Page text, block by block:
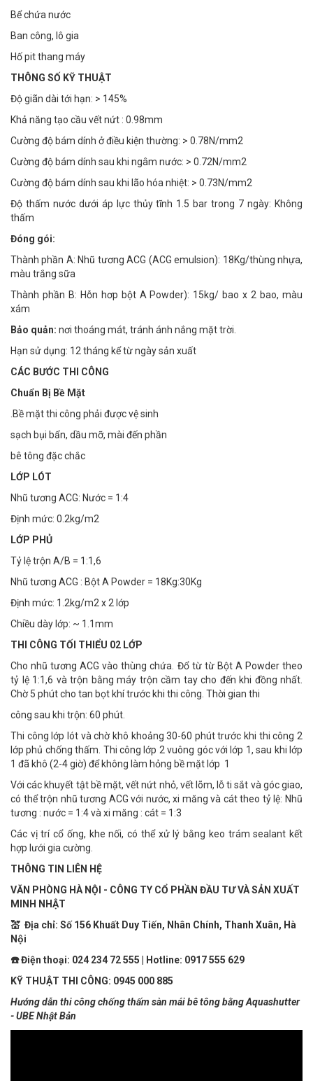
Bể chứa nước
Ban công, lô gia
Hố pit thang máy
THÔNG SỐ KỸ THUẬT
Độ giãn dài tới hạn: > 145%
Khả năng tạo cầu vết nứt : 0.98mm
Cường độ bám dính ở điều kiện thường: > 0.78N/mm2
Cường độ bám dính sau khi ngâm nước: > 0.72N/mm2
Cường độ bám dính sau khi lão hóa nhiệt: > 0.73N/mm2
Độ thấm nước dưới áp lực thủy tĩnh 1.5 bar trong 7 ngày: Không
thấm
Đóng gói:
Thành phần A: Nhũ tương ACG (ACG emulsion): 18Kg/thùng nhựa,
màu trắng sữa
Thành phần B: Hỗn hơp bột A Powder): 15kg/ bao x 2 bao, màu
xám
Bảo quản: nơi thoáng mát, tránh ánh nắng mặt trời.
Hạn sử dụng: 12 tháng kể từ ngày sản xuất
CÁC BƯỚC THI CÔNG
Chuẩn Bị Bề Mặt
.Bề mặt thi công phải được vệ sinh
sạch bụi bẩn, dầu mỡ, mài đến phần
bê tông đặc chắc
LỚP LÓT
Nhũ tương ACG: Nước = 1:4
Định mức: 0.2kg/m2
LỚP PHỦ
Tỷ lệ trộn A/B = 1:1,6
Nhũ tương ACG : Bột A Powder = 18Kg:30Kg
Định mức: 1.2kg/m2 x 2 lớp
Chiều dày lớp: ~ 1.1mm
THI CÔNG TỐI THIỂU 02 LỚP
Cho nhũ tương ACG vào thùng chứa. Đổ từ từ Bột A Powder theo
tỷ lệ 1:1,6 và trộn bằng máy trộn cầm tay cho đến khi đồng nhất.
Chờ 5 phút cho tan bọt khí trước khi thi công. Thời gian thi
công sau khi trộn: 60 phút.
Thi công lớp lót và chờ khô khoảng 30-60 phút trước khi thi công 2
lớp phủ chống thấm. Thi công lớp 2 vuông góc với lớp 1, sau khi lớp
1 đã khô (2-4 giờ) để không làm hỏng bề mặt lớp 1
Với các khuyết tật bề mặt, vết nứt nhỏ, vết lõm, lỗ ti sắt và góc giao,
có thể trộn nhũ tương ACG với nước, xi măng và cát theo tỷ lệ: Nhũ
tương : nước = 1:4 và xi măng : cát = 1:3
Các vị trí cổ ống, khe nối, có thể xử lý bằng keo trám sealant kết
hợp lưới gia cường.
THÔNG TIN LIÊN HỆ
VĂN PHÒNG HÀ NỘI - CÔNG TY CỔ PHẦN ĐẦU TƯ VÀ SẢN XUẤT
MINH NHẬT
💒 Địa chỉ: Số 156 Khuất Duy Tiến, Nhân Chính, Thanh Xuân, Hà
Nội
☎️Điện thoại: 024 234 72 555 | Hotline: 0917 555 629
KỸ THUẬT THI CÔNG: 0945 000 885
Hướng dẫn thi công chống thấm sàn mái bê tông bằng Aquashutter
- UBE Nhật Bản